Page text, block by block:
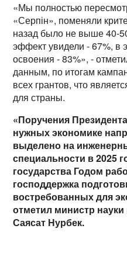
«Мы полностью
«Серпін», поменяли
назад было не выше 40-
эффект увидели - 67%, в
освоения - 83%», -
данным, по итогам
всех грантов, что
для страны.
«Поручения
нужных экономике
выделено на
специальности в 2025
государства Годом
господдержка
востребованных для
отметил министр
Саясат Нурбек.